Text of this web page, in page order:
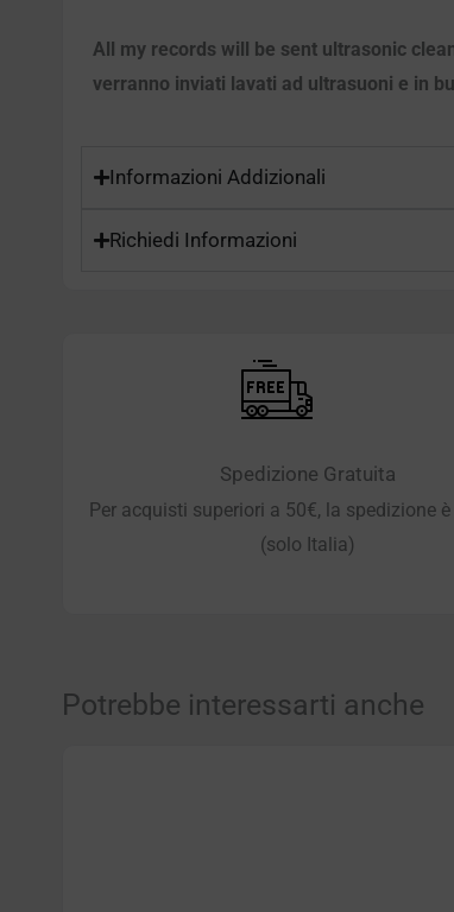
All my records will be sent ultrasonic
verranno inviati lavati ad ultrasuoni e in
Informazioni Addizionali
Richiedi Informazioni
Spedizione Gratuita
Per acquisti superiori a 50€, la spedizione è
(solo Italia)
Potrebbe interessarti anche